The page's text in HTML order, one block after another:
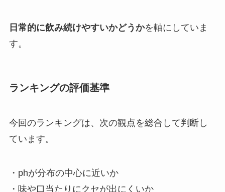
日常的に飲み続けやすいかどうかを軸にしていま
す。
ランキングの評価基準
今回のランキングは、次の観点を総合して判断し
ています。
・phが分布の中心に近いか
・味や口当たりにクセが出にくいか